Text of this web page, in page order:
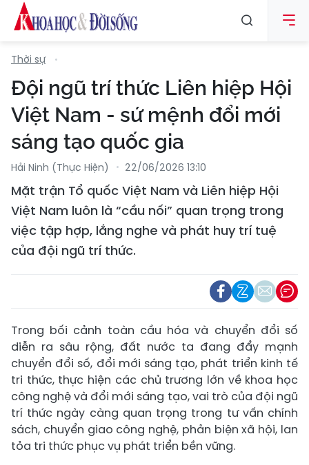
Thời sự
Đội ngũ trí thức Liên hiệp Hội
Việt Nam - sứ mệnh đổi mới
sáng tạo quốc gia
Hải Ninh (thực Hiện) 22/06/2026 13:10
Mặt trận Tổ quốc Việt Nam và Liên hiệp Hội
Việt Nam luôn là “cầu nối” quan trọng trong
việc tập hợp, lắng nghe và phát huy trí tuệ
của đội ngũ trí thức.
Trong bối cảnh toàn cầu hóa và chuyển đổi số
diễn ra sâu rộng, đất nước ta đang đẩy mạnh
chuyển đổi số, đổi mới sáng tạo, phát triển kinh tế
tri thức, thực hiện các chủ trương lớn về khoa học
công nghệ và đổi mới sáng tạo, vai trò của đội ngũ
trí thức ngày càng quan trọng trong tư vấn chính
sách, chuyển giao công nghệ, phản biện xã hội, lan
tỏa tri thức phục vụ phát triển bền vững.